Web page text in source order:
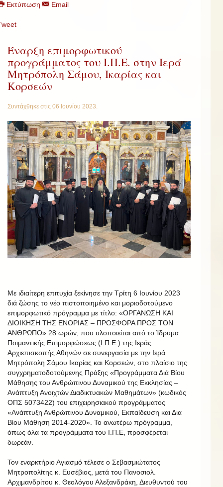
Εκτύπωση Email
Έναρξη επιμορφωτικού
προγράμματος του Ι.Π.Ε. στην Ιερά
Μητρόπολη Σάμου, Ικαρίας και
Κορσεών
Συντάχθηκε στις 06 Ιουνίου 2023.
Με ιδιαίτερη επιτυχία ξεκίνησε την Τρίτη 6 Ιουνίου 2023
διά ζώσης το νέο πιστοποιημένο και μοριοδοτούμενο
επιμορφωτικό πρόγραμμα με τίτλο: «ΟΡΓΑΝΩΣΗ ΚΑΙ
ΔΙΟΙΚΗΣΗ ΤΗΣ ΕΝΟΡΙΑΣ – ΠΡΟΣΦΟΡΑ ΠΡΟΣ ΤΟΝ
ΑΝΘΡΩΠΟ» 28 ωρών, που υλοποιείται από το Ίδρυμα
Ποιμαντικής Επιμορφώσεως (Ι.Π.Ε.) της Ιεράς
Αρχιεπισκοπής Αθηνών σε συνεργασία με την Ιερά
Μητρόπολη Σάμου Ικαρίας και Κορσεών, στο πλαίσιο της
συγχρηματοδοτούμενης Πράξης «Προγράμματα Διά Βίου
Μάθησης του Ανθρώπινου Δυναμικού της Εκκλησίας –
Ανάπτυξη Ανοιχτών Διαδικτυακών Μαθημάτων» (κωδικός
ΟΠΣ 5073422) του επιχειρησιακού προγράμματος
«Ανάπτυξη Ανθρώπινου Δυναμικού, Εκπαίδευση και Δια
Βίου Μάθηση 2014-2020». Το ανωτέρω πρόγραμμα,
όπως όλα τα προγράμματα του Ι.Π.Ε, προσφέρεται
δωρεάν.
Τον εναρκτήριο Αγιασμό τέλεσε ο Σεβασμιώτατος
Μητροπολίτης κ. Ευσέβιος, μετά του Πανοσιολ.
Αρχιμανδρίτου κ. Θεολόγου Αλεξανδράκη, Διευθυντού του